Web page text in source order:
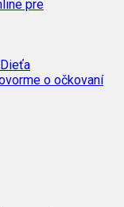
pre
o očkovaní